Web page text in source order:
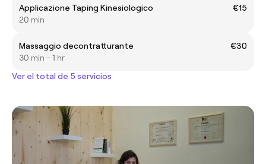
Applicazione Taping Kinesiologico
€15
20 min
Massaggio decontratturante
€30
30 min - 1 hr
Ver el total de 5 servicios